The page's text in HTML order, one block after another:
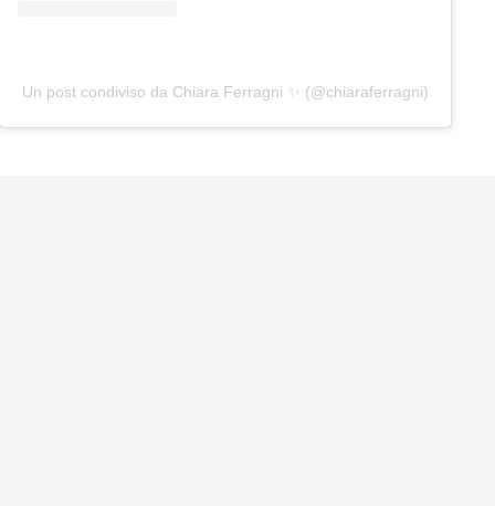
Un post condiviso da Chiara Ferragni ✨ (@chiaraferragni)